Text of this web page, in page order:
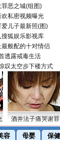
罪恶之城(组图)
欢私密视频曝光
爱儿子最新照(图)
搜狐娱乐影视库
最般配的十对情侣
透露戒毒生活
叹太空步下楼方式
酒井法子痛哭谢罪